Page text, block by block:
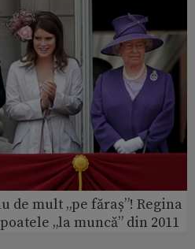
de mult „pe făraș”! Regina
„la muncă” din 2011